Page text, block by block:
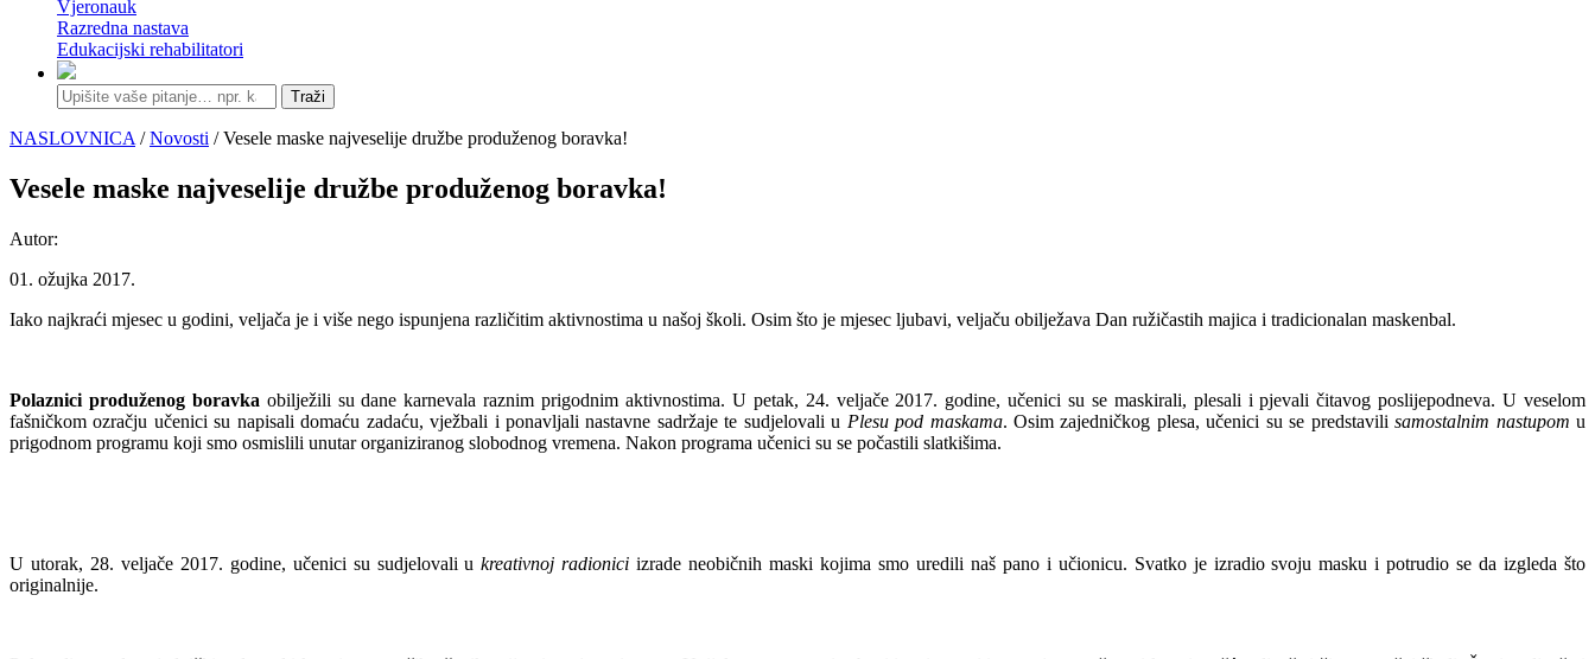
Vjeronauk
Razredna nastava
Edukacijski rehabilitatori
Traži
NASLOVNICA /Novosti / Vesele maske najveselije družbe produženog boravka!
Vesele maske najveselije družbe produženog boravka!
Autor:
01. ožujka 2017.
Iako najkraći mjesec u godini, veljača je i više nego ispunjena različitim aktivnostima u našoj školi. Osim što je mjesec ljubavi, veljaču obilježava Dan ružičastih majica i tradicionalan maskenbal.
Polaznici produženog boravka obilježili su dane karnevala raznim prigodnim aktivnostima. U petak, 24. veljače 2017. godine, učenici su se maskirali, plesali i pjevali čitavog poslijepodneva. U veselom
fašničkom ozračju učenici su napisali domaću zadaću, vježbali i ponavljali nastavne sadržaje te sudjelovali u Plesu pod maskama. Osim zajedničkog plesa, učenici su se predstavilisamostalnim nastupom u
prigodnom programu koji smo osmislili unutar organiziranog slobodnog vremena. Nakon programa učenici su se počastili slatkišima.
U utorak, 28. veljače 2017. godine, učenici su sudjelovali ukreativnoj radionici izrade neobičnih maski kojima smo uredili naš pano i učionicu. Svatko je izradio svoju masku i potrudio se da izgleda što
originalnije.